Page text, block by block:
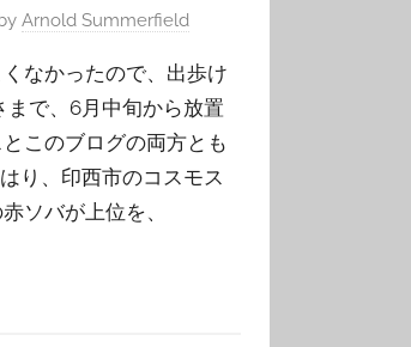
Arnold Summerfield
なかったので、出歩け
まで、6月中旬から放置
このブログの両方とも
り、印西市のコスモス
ソバが上位を、